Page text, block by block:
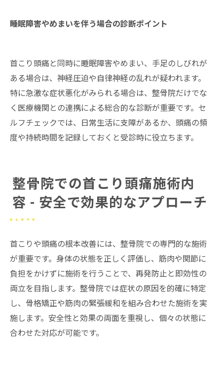
睡眠障害やめまいを伴う場合の診断ポイント
首こり頭痛と同時に睡眠障害やめまい、手足のしびれが
ある場合は、神経圧迫や自律神経の乱れが疑われます。
特に急激な症状悪化がみられる場合は、整骨院だけでな
く医療機関との連携による総合的な診断が重要です。セ
ルフチェックでは、日常生活に支障があるか、頭痛の頻
度や持続時間を記録しておくと受診時に役立ちます。
整骨院での首こり頭痛施術内
容 - 安全で効果的なアプローチ
首こりや頭痛の根本改善には、整骨院での専門的な施術
が重要です。身体の状態を正しく評価し、筋肉や関節に
負担をかけずに施術を行うことで、再発防止と即効性の
両立を目指します。整骨院では症状の原因を的確に特定
し、骨格矯正や筋肉の緊張緩和を組み合わせた施術を実
施します。安全性と効果の両面を重視し、個々の状態に
合わせた対応が可能です。